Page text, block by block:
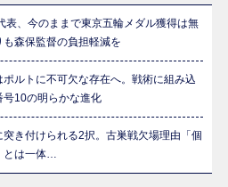
表、今のままで東京五輪メダル獲得は無
も森保監督の負担軽減を
ポルトに不可欠な存在へ。戦術に組み込
号10の明らかな進化
突き付けられる2択。古巣戦欠場理由「個
とは一体…